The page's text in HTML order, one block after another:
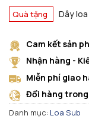
Quà tặng Dây
Cam kết sản
Nhận hàng -
Miễn phí giao
Đổi hàng
Danh mục: Loa Sub